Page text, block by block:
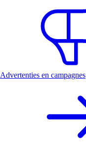
Advertenties en campagnes